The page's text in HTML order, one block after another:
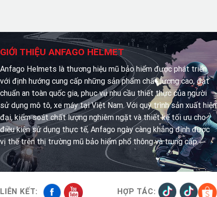
GIỚI THIỆU ANFAGO HELMET
Anfago Helmets là thương hiệu mũ bảo hiểm được phát triển
với định hướng cung cấp những sản phẩm chất lượng cao, đạt
chuẩn an toàn quốc gia, phục vụ nhu cầu thiết thực của người
sử dụng mô tô, xe máy tại Việt Nam. Với quy trình sản xuất hiện
đại, kiểm soát chất lượng nghiêm ngặt và thiết kế tối ưu cho
điều kiện sử dụng thực tế, Anfago ngày càng khẳng định được
vị thế trên thị trường mũ bảo hiểm phổ thông và trung cấp.
LIÊN KẾT: HỢP TÁC: